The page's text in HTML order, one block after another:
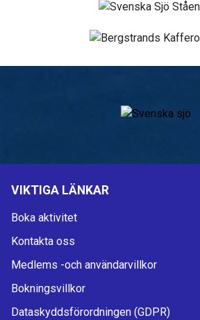
VIKTIGA LÄNKAR
Boka aktivitet
Kontakta oss
Medlems -och användarvillkor
Bokningsvillkor
Dataskyddsförordningen (GDPR)